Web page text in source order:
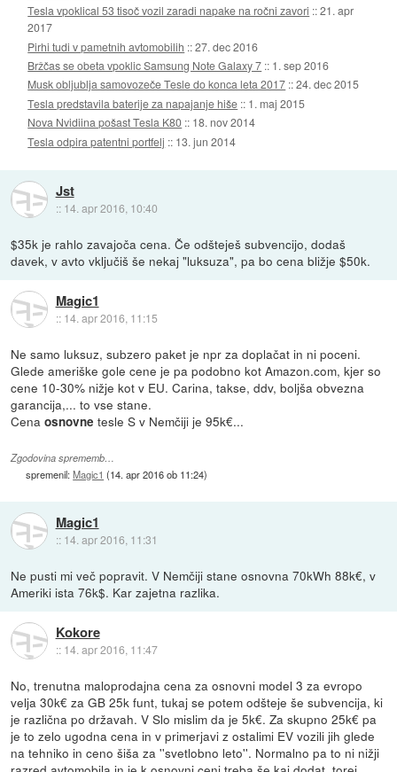
Tesla vpoklical 53 tisoč vozil zaradi napake na ročni zavori ::21. apr
2017
Pirhi tudi v pametnih avtomobilih ::27. dec 2016
Bržčas se obeta vpoklic Samsung Note Galaxy 7 :: 1. sep 2016
Musk obljublja samovozeče Tesle do konca leta 2017 ::24. dec 2015
Tesla predstavila baterije za napajanje hiše :: 1. maj 2015
Nova Nvidiina pošast Tesla K80 :: 18. nov 2014
Tesla odpira patentni portfelj :: 13. jun 2014
Jst
:: 14. apr 2016, 10:40
$35k je rahlo zavajoča cena. Če odšteješ subvencijo, dodaš
davek, v avto vključiš še nekaj "luksuza", pa bo cena bližje $50k.
Magic1
:: 14. apr 2016, 11:15
Ne samo luksuz, subzero paket je npr za doplačat in ni poceni.
Glede ameriške gole cene je pa podobno kot Amazon.com, kjer so
cene 10-30% nižje kot v EU. Carina, takse, ddv, boljša obvezna
garancija,... to vse stane.
Cenaosnovne tesle S v Nemčiji je 95k€...
Zgodovina sprememb…
spremenil:Magic1 (14. apr 2016 ob 11:24)
Magic1
:: 14. apr 2016, 11:31
Ne pusti mi več popravit. V Nemčiji stane osnovna 70kWh 88k€, v
Ameriki ista 76k$. Kar zajetna razlika.
Kokore
:: 14. apr 2016, 11:47
No, trenutna maloprodajna cena za osnovni model 3 za evropo
velja 30k€ za GB 25k funt, tukaj se potem odšteje še subvencija, ki
je različna po državah. V Slo mislim da je 5k€. Za skupno 25k€ pa
je to zelo ugodna cena in v primerjavi z ostalimi EV vozili jih glede
na tehniko in ceno šiša za ''svetlobno leto''. Normalno pa to ni nižji